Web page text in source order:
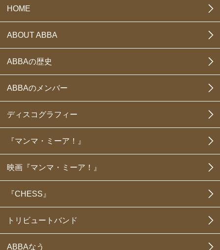
HOME
ABOUT ABBA
ABBAの歴史
ABBAのメンバー
ディスコグラフィー
『マンマ・ミーア！』
映画『マンマ・ミーア！』
『CHESS』
トリビュートバンド
ABBAなう